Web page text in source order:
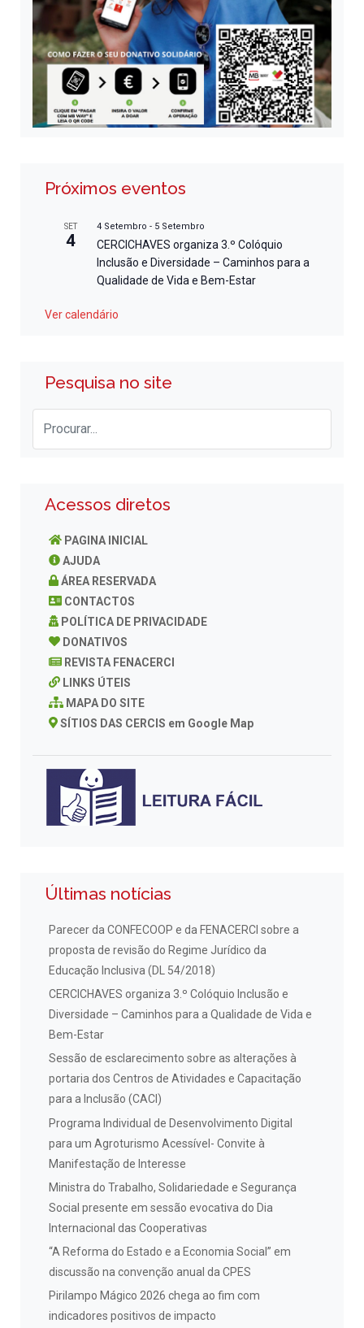
Próximos eventos
SET
4
4 Setembro - 5 Setembro
CERCICHAVES organiza 3.º Colóquio
Inclusão e Diversidade – Caminhos para a
Qualidade de Vida e Bem-Estar
Ver calendário
Pesquisa no site
Acessos diretos
PAGINA INICIAL
AJUDA
ÁREA RESERVADA
CONTACTOS
POLÍTICA DE PRIVACIDADE
DONATIVOS
REVISTA FENACERCI
LINKS ÚTEIS
MAPA DO SITE
SÍTIOS DAS CERCIS em Google Map
Últimas notícias
Parecer da CONFECOOP e da FENACERCI sobre a
proposta de revisão do Regime Jurídico da
Educação Inclusiva (DL 54/2018)
CERCICHAVES organiza 3.º Colóquio Inclusão e
Diversidade – Caminhos para a Qualidade de Vida e
Bem-Estar
Sessão de esclarecimento sobre as alterações à
portaria dos Centros de Atividades e Capacitação
para a Inclusão (CACI)
Programa Individual de Desenvolvimento Digital
para um Agroturismo Acessível- Convite à
Manifestação de Interesse
Ministra do Trabalho, Solidariedade e Segurança
Social presente em sessão evocativa do Dia
Internacional das Cooperativas
“A Reforma do Estado e a Economia Social” em
discussão na convenção anual da CPES
Pirilampo Mágico 2026 chega ao fim com
indicadores positivos de impacto